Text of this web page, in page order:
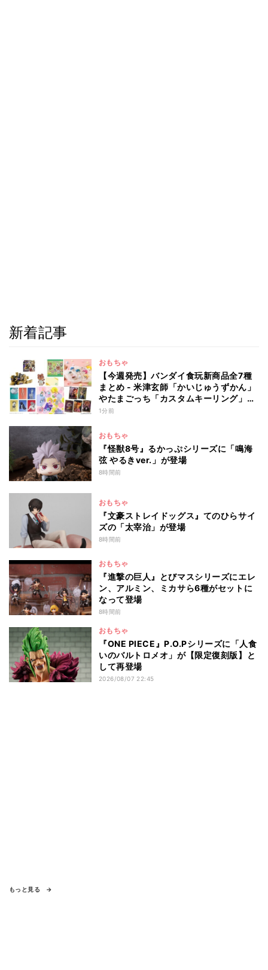
新着記事
おもちゃ
【今週発売】バンダイ食玩新商品全7種
まとめ - 米津玄師「かいじゅうずかん」
やたまごっち「カスタムキーリング」新
作が登場(2026年8月10日発売)
1分前
おもちゃ
『怪獣8号』るかっぷシリーズに「鳴海
弦 やるきver.」が登場
8時間前
おもちゃ
『文豪ストレイドッグス』てのひらサイ
ズの「太宰治」が登場
8時間前
おもちゃ
『進撃の巨人』とびマスシリーズにエレ
ン、アルミン、ミカサら6種がセットに
なって登場
8時間前
おもちゃ
『ONE PIECE』P.O.Pシリーズに「人食
いのバルトロメオ」が【限定復刻版】と
して再登場
2026/08/07 22:45
もっと見る